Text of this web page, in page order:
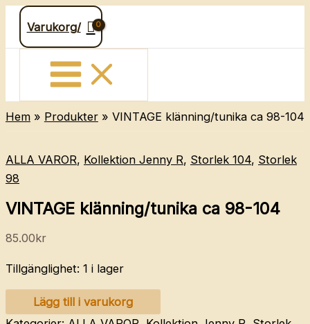
Hoppa
innehåll
Varukorg/
Hem Produkter VINTAGE klänning/tunika ca 98-104
ALLA VAROR, Kollektion Jenny R, Storlek 104, Storlek
98
VINTAGE klänning/tunika ca 98-104
85.00kr
Tillgänglighet: 1 i lager
VINTAGE
klänning/tunika
Lägg till i varukorg